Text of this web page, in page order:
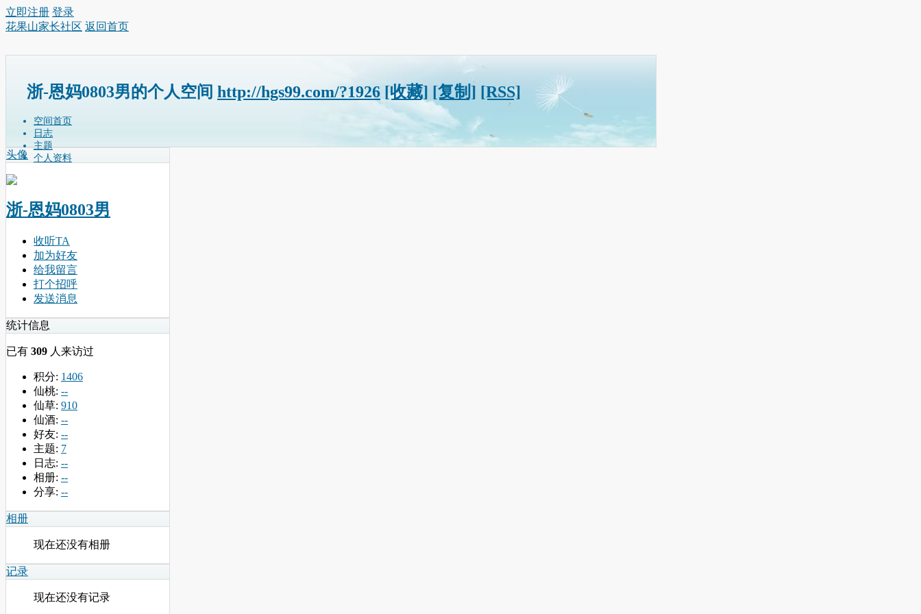
立即注册 登录
花果山家长社区 返回首页
浙-恩妈0803男的个人空间 http://hgs99.com/?1926 [收藏] [复制] [RSS]
空间首页
日志
主题
个人资料
头像
浙-恩妈0803男
收听TA
加为好友
给我留言
打个招呼
发送消息
统计信息
已有 309 人来访过
积分: 1406
仙桃: --
仙草: 910
仙酒: --
好友: --
主题: 7
日志: --
相册: --
分享: --
相册
现在还没有相册
记录
现在还没有记录